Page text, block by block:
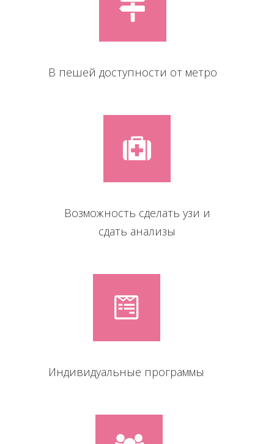
В пешей доступности от метро
Возможность сделать узи и
сдать анализы
Индивидуальные программы